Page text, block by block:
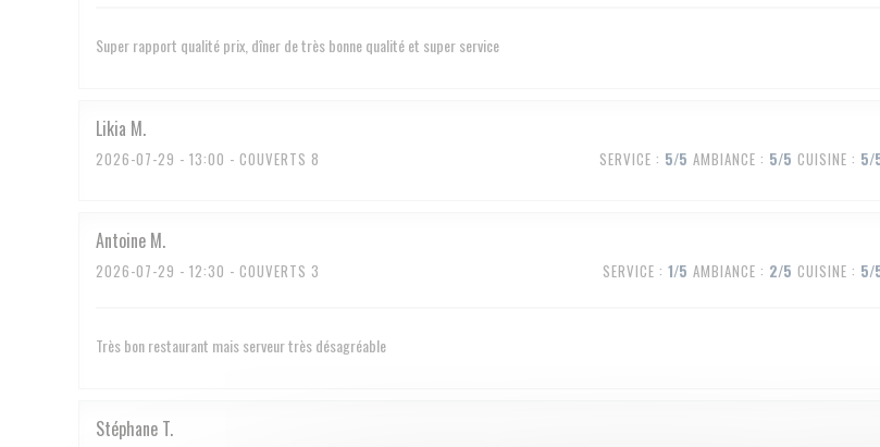
Super rapport qualité prix, dîner de très bonne qualité et super service
Likia M
2026-07-29 - 13:00 - COUVERTS 8 SERVICE : 5/5 AMBIANCE : 5/5 CUISINE : 5/
Antoine M
2026-07-29 - 12:30 - COUVERTS 3 SERVICE : 1/5 AMBIANCE : 2/5 CUISINE : 5/
Très bon restaurant mais serveur très désagréable
Stéphane T